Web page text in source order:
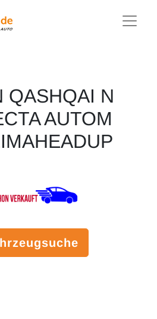
QASHQAI N
AUTOM